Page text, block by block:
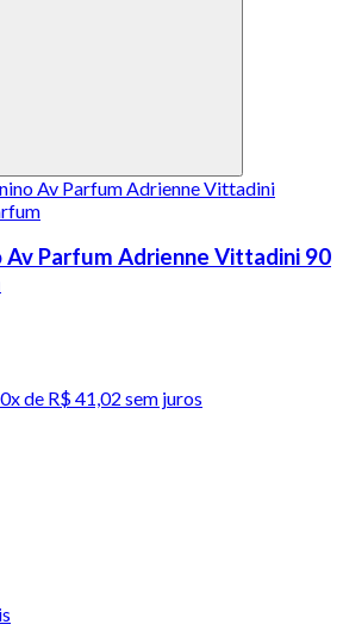
Av Parfum Adrienne Vittadini 90
de R$ 41,02 sem juros